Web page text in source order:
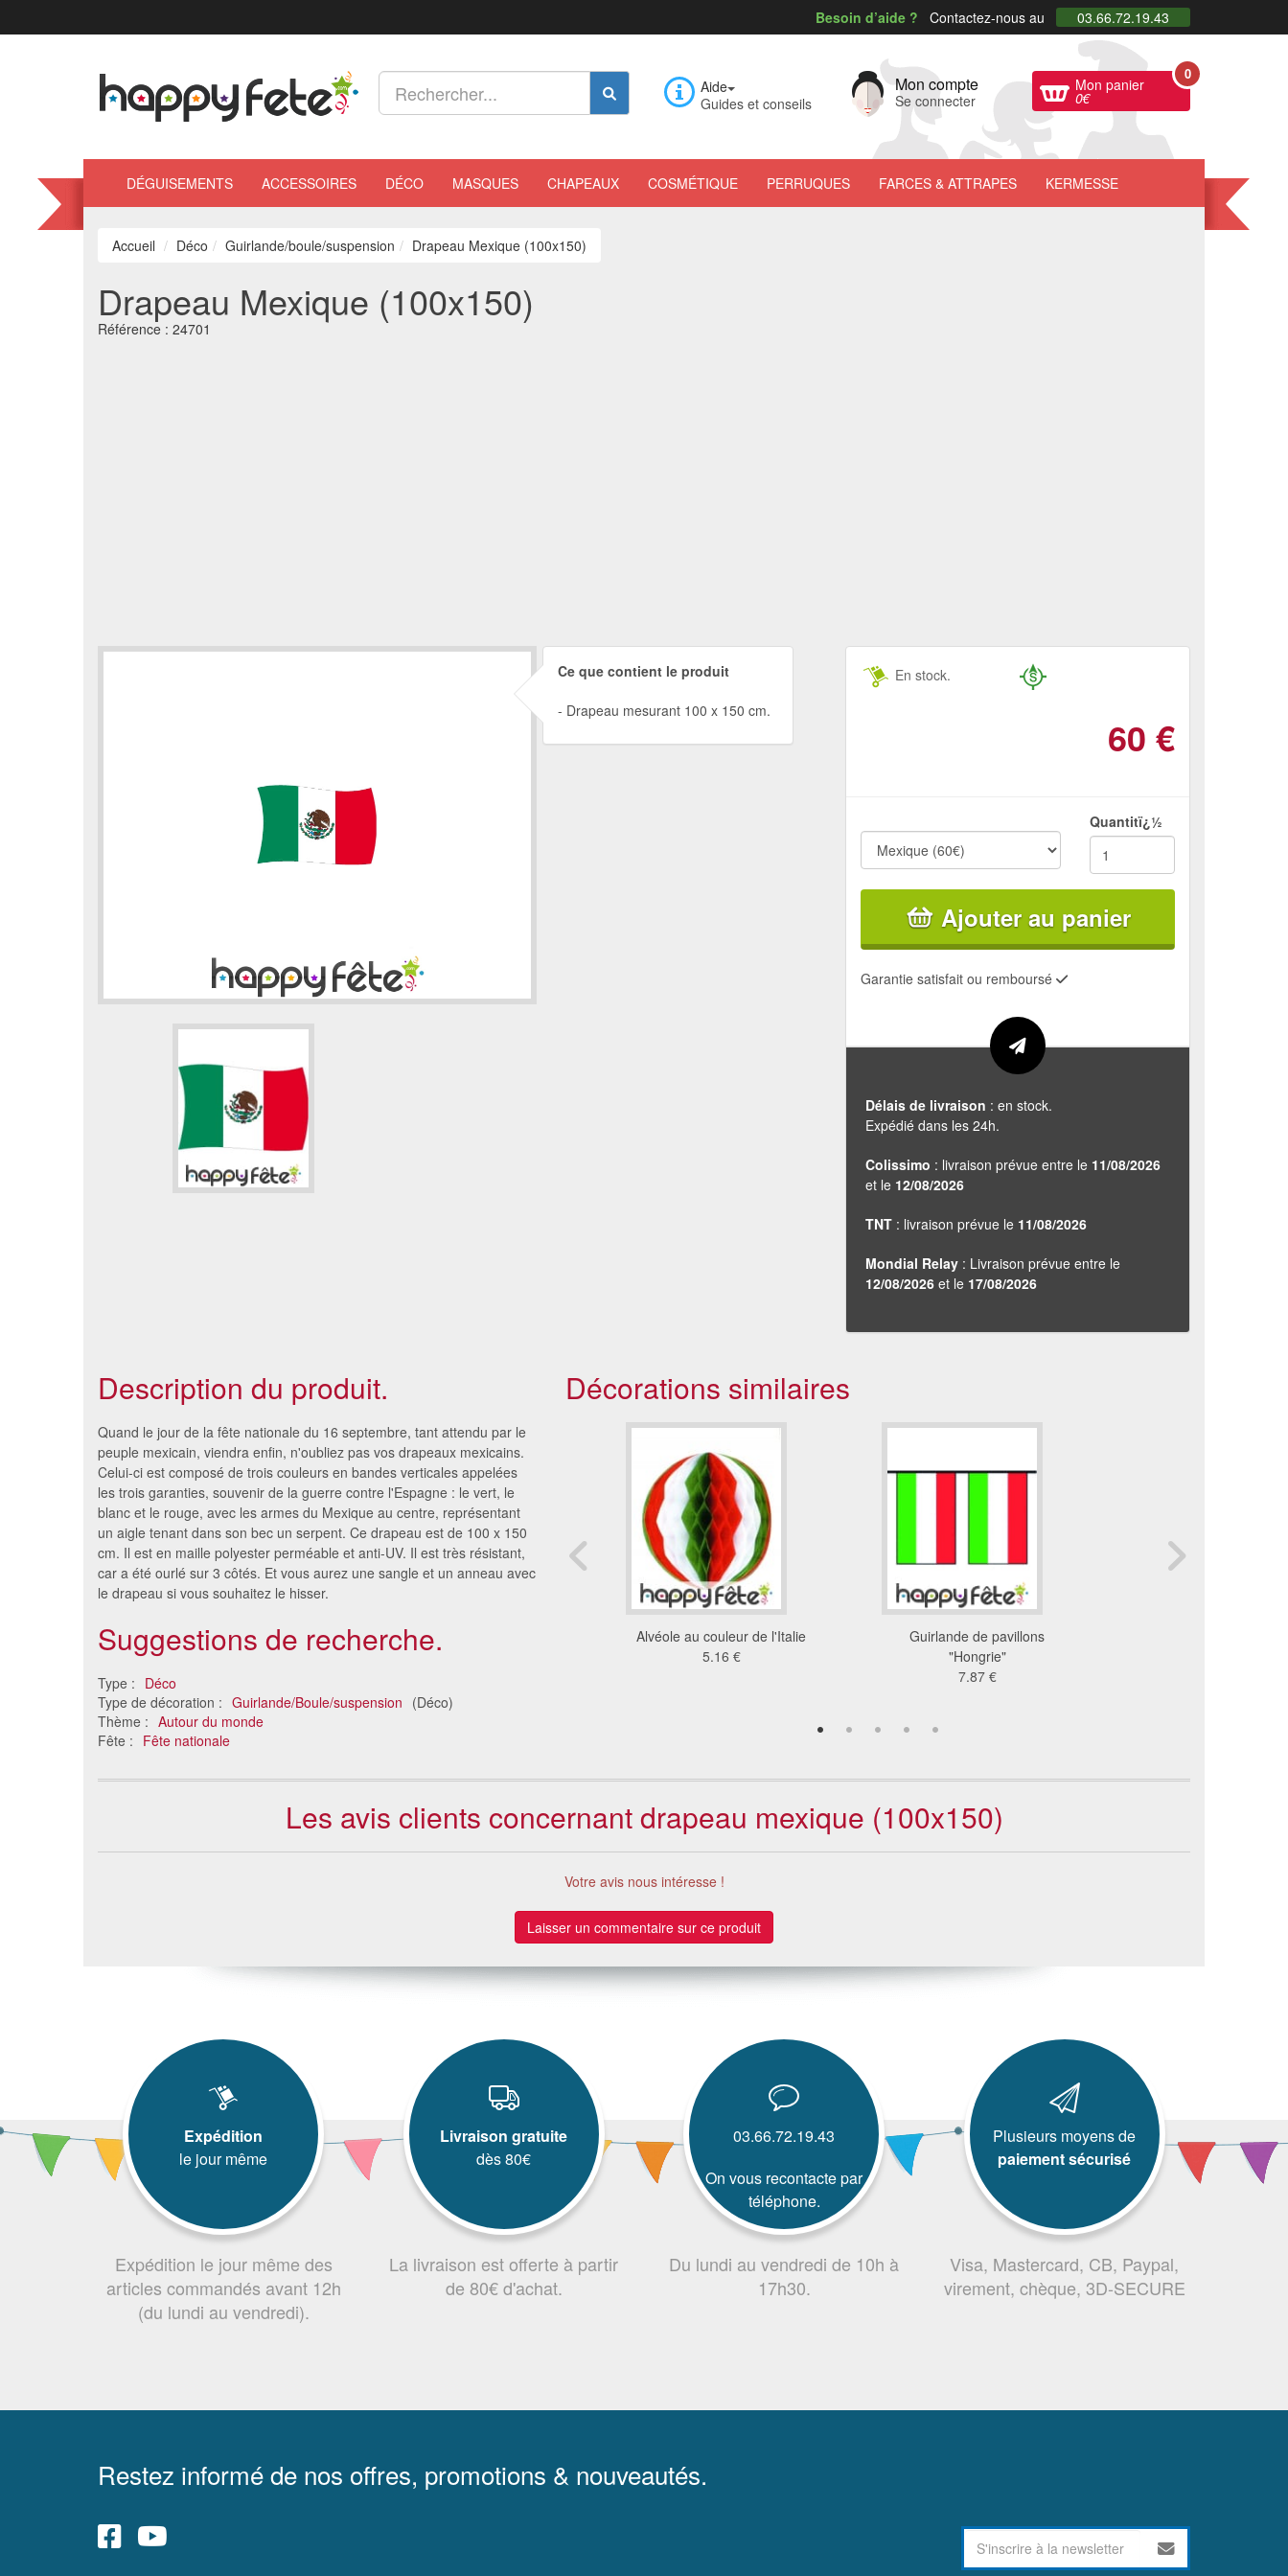
Besoin d’aide ? Contactez-nous au 03.66.72.19.43
Aide
Guides et conseils
Mon compte
Se connecter
Mon panier
0€
0
DÉGUISEMENTS ACCESSOIRES DÉCO MASQUES CHAPEAUX COSMÉTIQUE PERRUQUES FARCES & ATTRAPES KERMESSE
Accueil Déco Guirlande/boule/suspension Drapeau Mexique (100x150)
Drapeau Mexique (100x150)
Référence : 24701
Ce que contient le produit
Drapeau mesurant 100 x 150 cm.
En stock.
60 €
Quantitï¿½
Ajouter au panier
Garantie satisfait ou remboursé
Délais de livraison : en stock.
Expédié dans les 24h.
Colissimo : livraison prévue entre le 11/08/2026
et le 12/08/2026
TNT : livraison prévue le 11/08/2026
Mondial Relay : Livraison prévue entre le
12/08/2026 et le 17/08/2026
Description du produit.
Quand le jour de la fête nationale du 16 septembre, tant attendu par le
peuple mexicain, viendra enfin, n'oubliez pas vos drapeaux mexicains.
Celui-ci est composé de trois couleurs en bandes verticales appelées
les trois garanties, souvenir de la guerre contre l'Espagne : le vert, le
blanc et le rouge, avec les armes du Mexique au centre, représentant
un aigle tenant dans son bec un serpent. Ce drapeau est de 100 x 150
cm. Il est en maille polyester perméable et anti-UV. Il est très résistant,
car a été ourlé sur 3 côtés. Et vous aurez une sangle et un anneau avec
le drapeau si vous souhaitez le hisser.
Suggestions de recherche.
Type : Déco
Type de décoration : Guirlande/Boule/suspension (Déco)
Thème : Autour du monde
Fête : Fête nationale
Décorations similaires
Guirlande Italie iris en papier,
3m
Drapeau Oman (40x50)
Alvéole au couleur de l'Italie
5.16 €
Guirlande de pavillons
"Hongrie"
7.87 €
Les avis clients concernant drapeau mexique (100x150)
Votre avis nous intéresse !
Laisser un commentaire sur ce produit
Expédition
le jour même
Expédition le jour même des
articles commandés avant 12h
(du lundi au vendredi).
Livraison gratuite
dès 80€
La livraison est offerte à partir
de 80€ d'achat.
03.66.72.19.43
On vous recontacte par
téléphone.
Du lundi au vendredi de 10h à
17h30.
Plusieurs moyens de
paiement sécurisé
Visa, Mastercard, CB, Paypal,
virement, chèque, 3D-SECURE
Restez informé de nos offres, promotions & nouveautés.